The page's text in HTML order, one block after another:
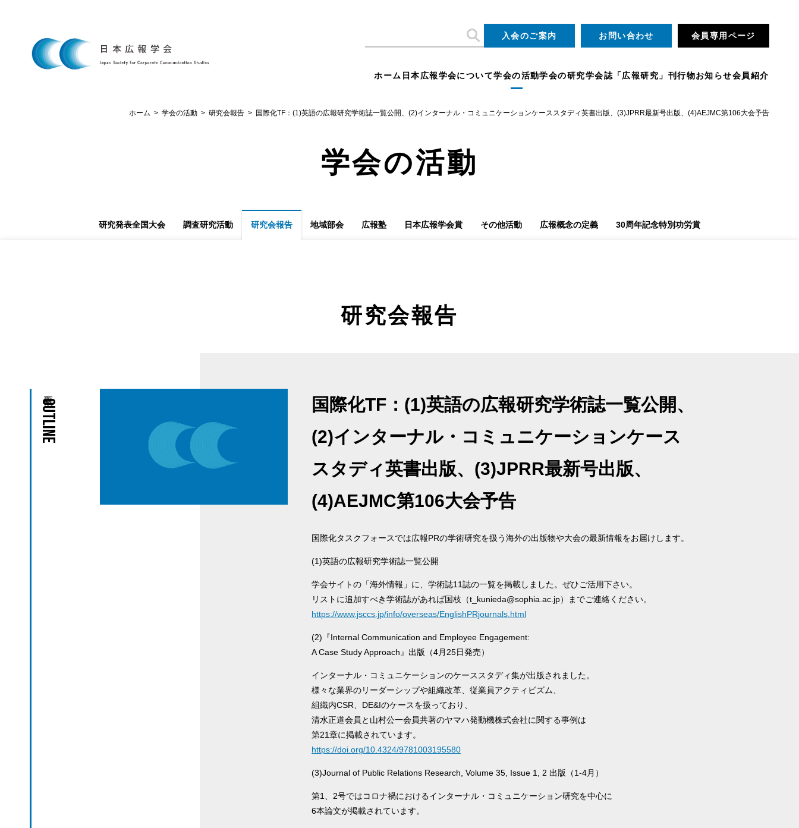
ホーム 日本広報学会について学会の活動学会の研究学会誌「広報研究」 刊行物お知らせ会員紹介
入会のご案内 お問い合わせ 会員専用ページ
ホーム 学会の活動 研究会報告 国際化TF：(1)英語の広報研究学術誌一覧公開、(2)インターナル・コミュニケーションケーススタディ英書出版、(3)JPRR最新号出版、(4)AEJMC第106大会予告
学会の活動
研究会報告
Outline
国際化TF：(1)英語の広報研究学術誌一覧公開、
(2)インターナル・コミュニケーションケース
スタディ英書出版、(3)JPRR最新号出版、
(4)AEJMC第106大会予告
国際化タスクフォースでは広報PRの学術研究を扱う海外の出版物や大会の最新情報をお届けします。
(1)英語の広報研究学術誌一覧公開
学会サイトの「海外情報」に、学術誌11誌の一覧を掲載しました。ぜひご活用下さい。
リストに追加すべき学術誌があれば国枝（t_kunieda@sophia.ac.jp）までご連絡ください。
https://www.jsccs.jp/info/overseas/EnglishPRjournals.html
(2)『Internal Communication and Employee Engagement:
A Case Study Approach』出版（4月25日発売）
インターナル・コミュニケーションのケーススタディ集が出版されました。
様々な業界のリーダーシップや組織改革、従業員アクティビズム、
組織内CSR、DE&Iのケースを扱っており、
清水正道会員と山村公一会員共著のヤマハ発動機株式会社に関する事例は
第21章に掲載されています。
https://doi.org/10.4324/9781003195580
(3)Journal of Public Relations Research, Volume 35, Issue 1, 2 出版（1-4月）
第1、2号ではコロナ禍におけるインターナル・コミュニケーション研究を中心に
6本論文が掲載されています。
研究発表全国大会 調査研究活動 研究会報告 地域部会 広報塾 日本広報学会賞 その他活動 広報概念の定義 30周年記念特別功労賞